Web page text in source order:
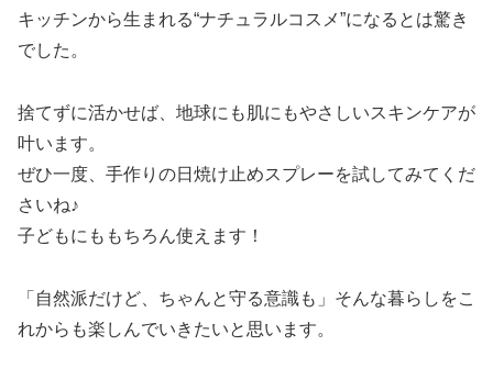
キッチンから生まれる“ナチュラルコスメ”になるとは驚き
でした。
捨てずに活かせば、地球にも肌にもやさしいスキンケアが
叶います。
ぜひ一度、手作りの日焼け止めスプレーを試してみてくだ
さいね♪
子どもにももちろん使えます！
「自然派だけど、ちゃんと守る意識も」そんな暮らしをこ
れからも楽しんでいきたいと思います。